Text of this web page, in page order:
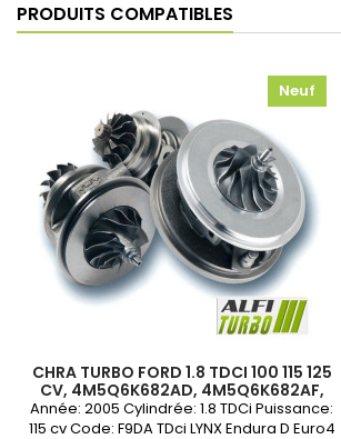
PRODUITS COMPATIBLES
Neuf
CHRA TURBO FORD 1.8 TDCI 100 115 125
CV, 4M5Q6K682AD, 4M5Q6K682AF,
4M5Q6K682AG, 742110-0004,
758532-0012, 763647-0014
Année: 2005 Cylindrée: 1.8 TDCi Puissance:
115 cv Code: F9DA TDci LYNX Endura D Euro4